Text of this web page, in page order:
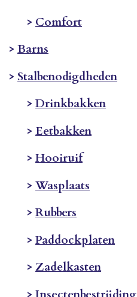
> Comfort
> Barns
> Stalbenodigdheden
> Drinkbakken
> Eetbakken
> Hooiruif
> Wasplaats
> Rubbers
> Paddockplaten
> Zadelkasten